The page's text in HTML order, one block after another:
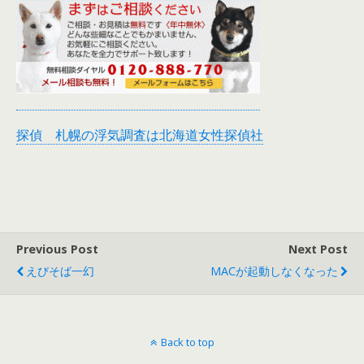
探偵 札幌の浮気調査は北海道女性探偵社
Previous Post
えびそば一幻
Next Post
MACが起動しなくなった
Back to top